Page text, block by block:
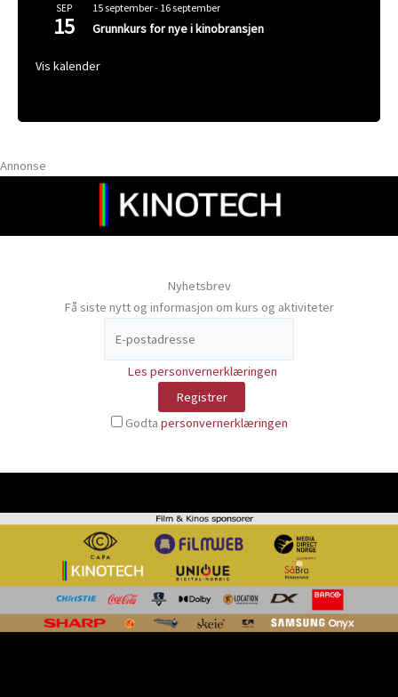
SEP
15
15 september- 16 september
Grunnkurs for nye i kinobransjen
Vis kalender
Annonse
Nyhetsbrev
Få siste nytt og informasjon om kurs og aktiviteter
Les personvernerklæringen
Godta personvernerklæringen